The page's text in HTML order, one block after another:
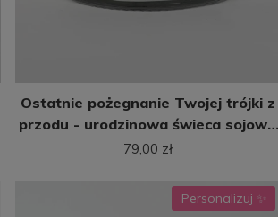
Ostatnie pożegnanie Twojej trójki z
przodu - urodzinowa świeca sojowa
(250 ml)
79,00 zł